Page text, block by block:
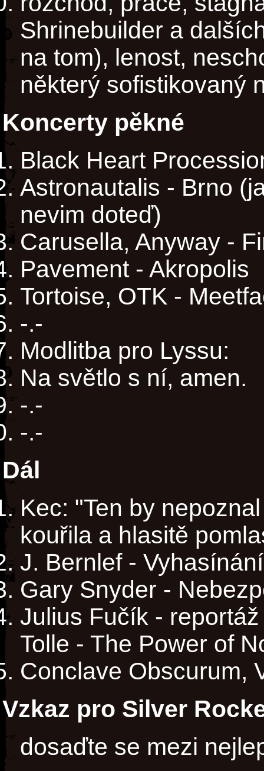
Shrinebuilder a
na tom), lenost,
některý sofistikovaný
Koncerty pěkné
Black Heart
Astronautalis - Brno
nevim doteď)
Carusella, Anyway -
Pavement - Akropolis
Tortoise, OTK -
-.-
Modlitba pro Lyssu:
Na světlo s ní, amen.
-.-
-.-
Dál
Kec: "Ten by
kouřila a hlasitě
J. Bernlef -
Gary Snyder -
Julius Fučík -
Tolle - The Power of
Conclave Obscurum,
Vzkaz pro Silver
dosaďte se mezi